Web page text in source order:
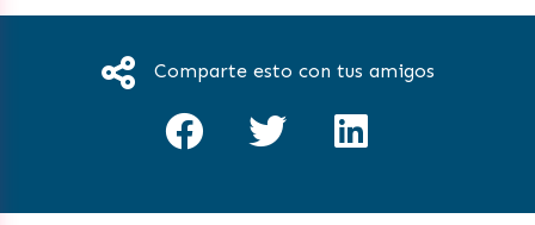
Comparte esto con tus amigos